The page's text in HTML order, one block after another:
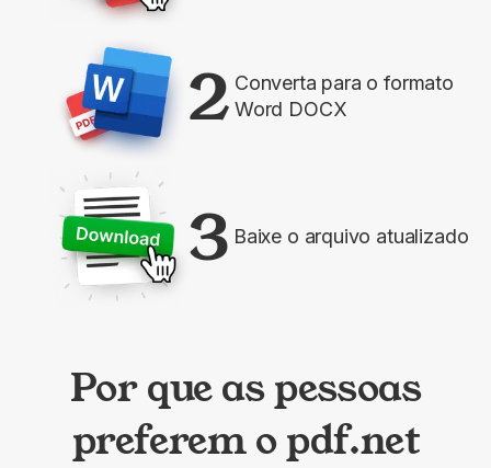
2 Converta para o formato
Word DOCX
3 Baixe o arquivo atualizado
Por que as pessoas
preferem o pdf.net